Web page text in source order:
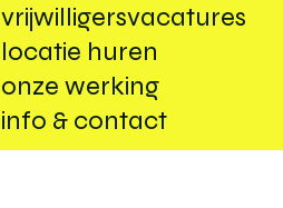
vrijwilligersvacatures
locatie huren
onze werking
info & contact